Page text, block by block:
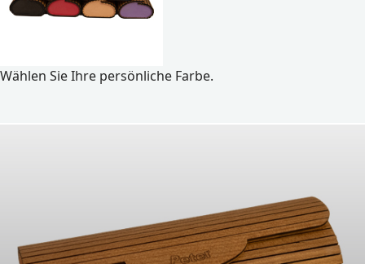
Wählen Sie Ihre persönliche Farbe.